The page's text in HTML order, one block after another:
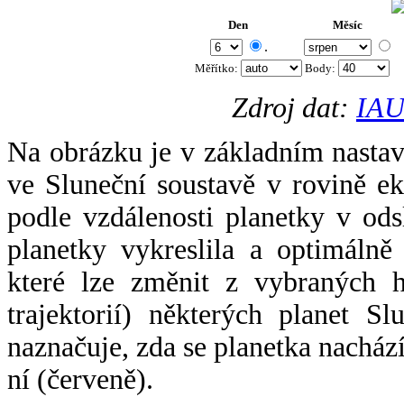
Den Měsíc
.
Měřítko: Body:
Zdroj dat:
Na obrázku je v základním
ve Sluneční soustavě v rovině
podle vzdálenosti planetky v
planetky vykreslila a
které lze změnit z vybraných
trajektorií) některých planet
naznačuje, zda se planetka
ní (červeně).